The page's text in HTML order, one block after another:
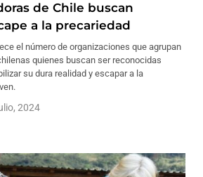
de Chile buscan
a la precariedad
el número de organizaciones que agrupan
quienes buscan ser reconocidas
su dura realidad y escapar a la
2024